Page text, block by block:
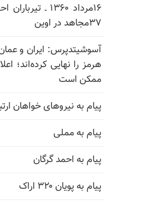
۱۶مرداد ۱۳۶۰ ـ
۳۷مجاهد در اوین
آسوشیتدپرس: ایران و
هرمز را نهایی کرده‌اند؛
ممکن است
پیام به نیروهای خواهان ارتباط -
پیام به مملی
پیام به احمد گرگان
پیام به پویان ۳۲۰ اراک